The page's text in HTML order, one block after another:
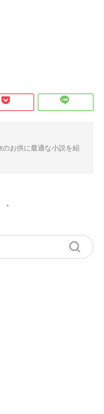
お供に最適な小説を紹